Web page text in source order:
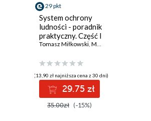
29 pkt
System ochrony
ludności - poradnik
praktyczny. Część I
Tomasz Miłkowski, Marek Wąsik
(13,90 zł najniższa cena z 30 dni)
29.75 zł
35.00zł (-15%)